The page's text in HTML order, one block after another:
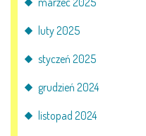
luty 2025
styczeń 2025
grudzień 2024
listopad 2024